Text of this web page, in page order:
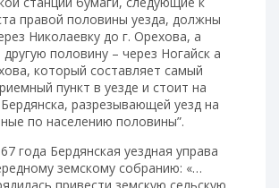
правой половины уезда, должны
Николаевку до г. Орехова, а
половину – через Ногайск а
который составляет самый
пункт в уезде и стоит на
разрезывающей уезд на
по населению половины”.
года Бердянская уездная управа
земскому собранию: «…